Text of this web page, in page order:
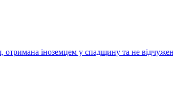
отримана іноземцем у спадщину та не